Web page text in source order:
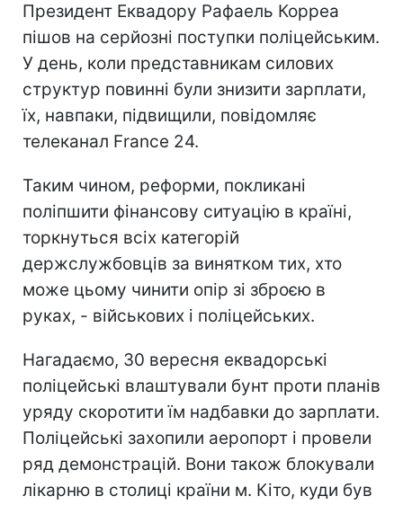
Президент Еквадору Рафаель Корреа
пішов на серйозні поступки поліцейським.
У день, коли представникам силових
структур повинні були знизити зарплати,
їх, навпаки, підвищили, повідомляє
телеканал France 24.
Таким чином, реформи, покликані
поліпшити фінансову ситуацію в країні,
торкнуться всіх категорій
держслужбовців за винятком тих, хто
може цьому чинити опір зі зброєю в
руках, - військових і поліцейських.
Нагадаємо, 30 вересня еквадорські
поліцейські влаштували бунт проти планів
уряду скоротити їм надбавки до зарплати.
Поліцейські захопили аеропорт і провели
ряд демонстрацій. Вони також блокували
лікарню в столиці країни м. Кіто, куди був